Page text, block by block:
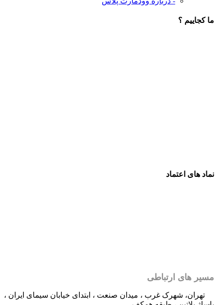
ما کجاییم ؟
نماد های اعتماد
مسیر های ارتباطی
تهران، شهرک غرب ، میدان صنعت ، ابتدای خیابان سیمای ایران ،